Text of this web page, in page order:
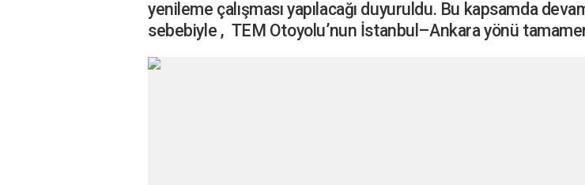
yenileme çalışması yapılacağı duyuruldu. Bu kapsamda
sebebiyle , TEM Otoyolu’nun İstanbul–Ankara yönü